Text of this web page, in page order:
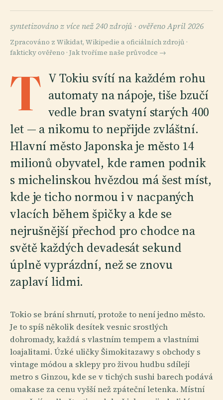
syntetizováno z více než 240 zdrojů · ověřeno April 2026
Zpracováno z Wikidat, Wikipedie a oficiálních zdrojů ·
fakticky ověřeno · Jak tvoříme naše průvodce →
T V Tokiu svítí na každém rohu
automaty na nápoje, tiše bzučí
vedle bran svatyní starých 400
let — a nikomu to nepřijde zvláštní.
Hlavní město Japonska je město 14
milionů obyvatel, kde ramen podnik
s michelinskou hvězdou má šest míst,
kde je ticho normou i v nacpaných
vlacích během špičky a kde se
nejrušnější přechod pro chodce na
světě každých devadesát sekund
úplně vyprázdní, než se znovu
zaplaví lidmi.
Tokio se brání shrnutí, protože to není jedno město.
Je to spíš několik desítek vesnic srostlých
dohromady, každá s vlastním tempem a vlastními
loajalitami. Úzké uličky Šimokitazawy s obchody s
vintage módou a sklepy pro živou hudbu sdílejí
metro s Ginzou, kde se v tichých sushi barech podává
omakase za cenu vyšší než zpáteční letenka. Místní